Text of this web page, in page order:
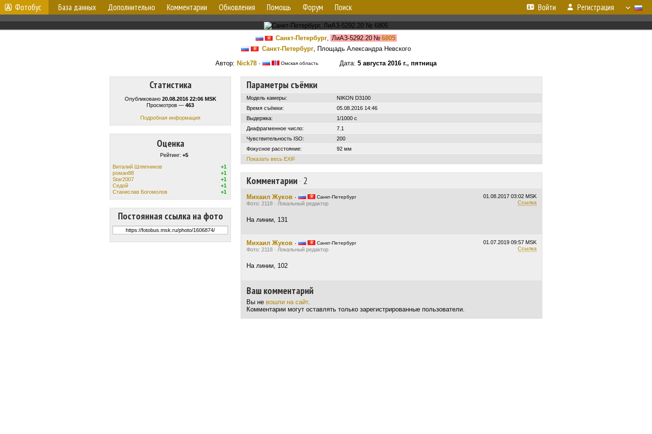
Фотобус База данных Дополнительно Комментарии Обновления Помощь Форум Поиск Войти Регистрация
Санкт-Петербург, ЛиАЗ-5292.20№ 6805
Санкт-Петербург, Площадь Александра Невского
Автор: Nick78 · Омская область Дата: 5 августа 2016 г., пятница
Статистика
Опубликовано 20.08.2016 22:06 MSK
Просмотров — 463
Подробная информация
Оценка
Рейтинг: +5
Виталий Шляпникoв
+1
роман88
+1
Star2007
+1
Cедой
+1
Станислав Богомолов
+1
Постоянная ссылка на фото
Параметры съёмки
Модель камеры:
NIKON D3100
Время съёмки:
05.08.2016 14:46
Выдержка:
1/1000 с
Диафрагменное число:
7.1
Чувствительность ISO:
200
Фокусное расстояние:
92 мм
Показать весь EXIF
Комментарии· 2
01.08.2017 03:02 MSK
Ссылка
Михаил Жуков · Санкт-Петербург
Фото: 2118 · Локальный редактор
На линии, 131
01.07.2019 09:57 MSK
Ссылка
Михаил Жуков · Санкт-Петербург
Фото: 2118 · Локальный редактор
На линии, 102
Ваш комментарий
Вы не вошли на сайт.
Комментарии могут оставлять только зарегистрированные пользователи.